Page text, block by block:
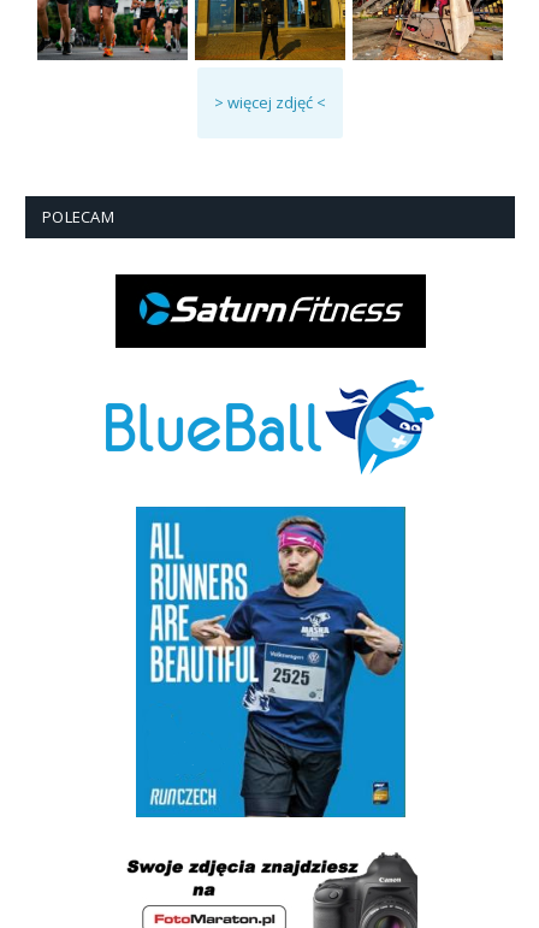
> więcej zdjęć <
POLECAM